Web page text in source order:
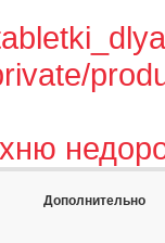
Дополнительно